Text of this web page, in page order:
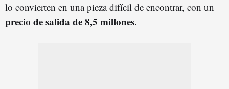
lo convierten en una pieza difícil de encontrar, con un
precio de salida de8,5 millones.